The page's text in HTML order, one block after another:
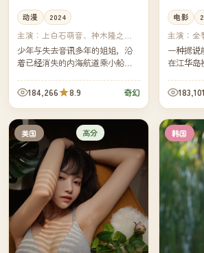
动漫 2024
主演： 上白石萌音、神木隆之介
等
少年与失去音讯多年的姐姐，沿
着已经消失的内海航道乘小船一
口，他们就找回一段被海水掩埋
的童年。
184,266 8.9 奇幻
电影
主演：全
一种据说
在江华岛
一段过去
之间，做
183,101
美国 高分 韩国